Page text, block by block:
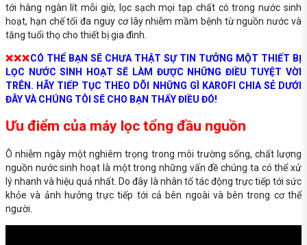
tới hàng ngàn lít mỗi giờ, lọc sạch mọi tạp chất có trong nước sinh
hoạt, hạn chế tối đa nguy cơ lây nhiễm mầm bệnh từ nguồn nước và
tăng tuổi thọ cho thiết bị gia đình.
❌❌❌CÓ THỂ BẠN SẼ CHƯA THẬT SỰ TIN TƯỞNG MỘT THIẾT BỊ
LỌC NƯỚC SINH HOẠT SẼ LÀM ĐƯỢC NHỮNG ĐIỀU TUYỆT VỜI
TRÊN. HÃY TIẾP TỤC THEO DÕI NHỮNG GÌ KAROFI CHIA SẺ DƯỚI
ĐÂY VÀ CHÚNG TÔI SẼ CHO BẠN THẤY ĐIỀU ĐÓ!
Ưu điểm của máy lọc tổng đầu nguồn
Ô nhiễm ngày một nghiêm trọng trong môi trường sống, chất lượng
nguồn nước sinh hoạt là một trong những vấn đề chúng ta có thể xử
lý nhanh và hiệu quả nhất. Do đây là nhân tố tác động trực tiếp tới sức
khỏe và ảnh hưởng trực tiếp tới cả bên ngoài và bên trong cơ thể
người.